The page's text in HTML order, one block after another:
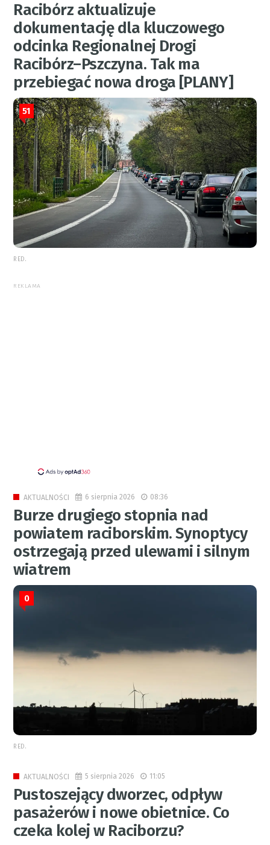
Racibórz aktualizuje
dokumentację dla kluczowego
odcinka Regionalnej Drogi
Racibórz–Pszczyna. Tak ma
przebiegać nowa droga [PLANY]
51
RED.
REKLAMA
AKTUALNOŚCI 6 sierpnia 2026 08:36
Burze drugiego stopnia nad
powiatem raciborskim. Synoptycy
ostrzegają przed ulewami i silnym
wiatrem
0
RED.
AKTUALNOŚCI 5 sierpnia 2026 11:05
Pustoszejący dworzec, odpływ
pasażerów i nowe obietnice. Co
czeka kolej w Raciborzu?